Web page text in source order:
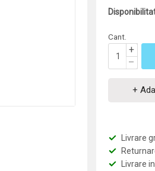
Cant.
+
–
+
Livrare
Livrare